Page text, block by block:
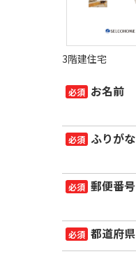
3階建住宅
必須 お名前
必須 ふりがな
必須 郵便番号
必須 都道府県